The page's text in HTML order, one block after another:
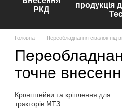
РКД
продукція
Головна Переобладнання сівалок під
точне
Кронштейни та кріплення для
тракторів МТЗ